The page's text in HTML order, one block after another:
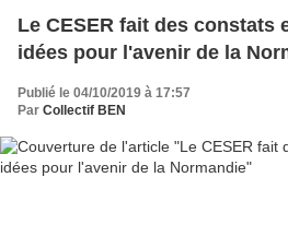
Le CESER fait des constats
idées pour l'avenir de la
Publié le 04/10/2019 à 17:57
Par Collectif BEN